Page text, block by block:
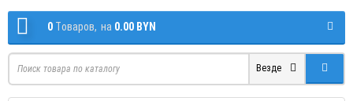
0 Tоваров, на 0.00 BYN
Везде